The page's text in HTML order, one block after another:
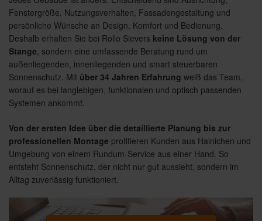
Fenstergröße, Nutzungsverhalten, Fassadengestaltung und
persönliche Wünsche an Design, Komfort und Bedienung.
Deshalb erhalten Sie bei Rollo Sievers keine Lösung von der
Stange , sondern eine umfassende Beratung rund um
außenliegenden, innenliegenden und smart steuerbaren
Sonnenschutz. Mit über 34 Jahren Erfahrung weiß das Team,
worauf es bei langlebigen, funktionalen und optisch passenden
Systemen ankommt.
Von der ersten Idee über die detaillierte Planung bis zur
professionellen Montage profitieren Kunden aus Hainichen und
Umgebung von einem Rundum-Service aus einer Hand. So
entsteht Sonnenschutz, der nicht nur gut aussieht, sondern im
Alltag zuverlässig funktioniert.